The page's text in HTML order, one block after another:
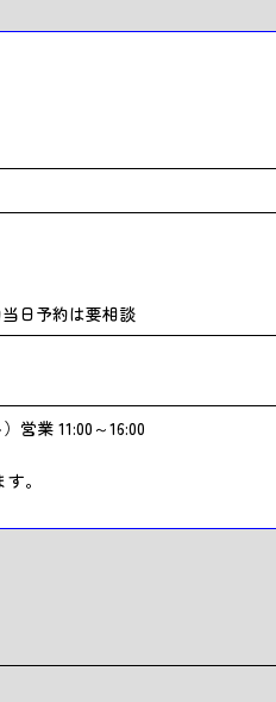
日予約は要相談
営業 11:00～16:00
。